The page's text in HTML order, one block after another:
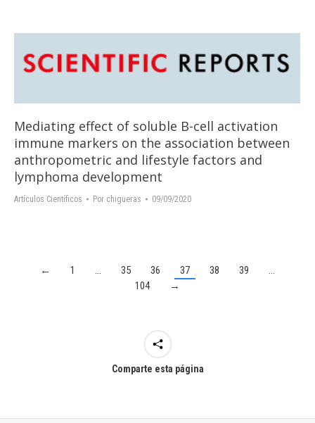
Mediating effect of soluble B-cell activation
immune markers on the association between
anthropometric and lifestyle factors and
lymphoma development
Artículos Científicos Por chigueras 09/09/2020
← 1 … 35 36 37 38 39
…
104
→
Comparte esta página